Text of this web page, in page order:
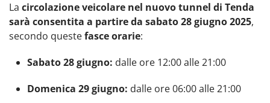
La circolazione veicolare nel nuovo tunnel di Tenda
sarà consentita a partire da sabato 28 giugno 2025,
secondo questefasce orarie:
Sabato 28 giugno: dalle ore 12:00 alle 21:00
Domenica 29 giugno: dalle ore 06:00 alle 21:00